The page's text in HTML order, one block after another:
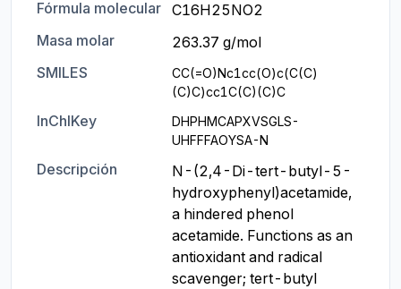
Fórmula molecular C16H25NO2
Masa molar
263.37 g/mol
SMILES
CC(=O)Nc1cc(O)c(C(C)
(C)C)cc1C(C)(C)C
InChIKey
DHPHMCAPXVSGLS-
UHFFFAOYSA-N
Descripción
N-(2,4-Di-tert-butyl-5-
hydroxyphenyl)acetamide,
a hindered phenol
acetamide. Functions as an
antioxidant and radical
scavenger; tert-butyl